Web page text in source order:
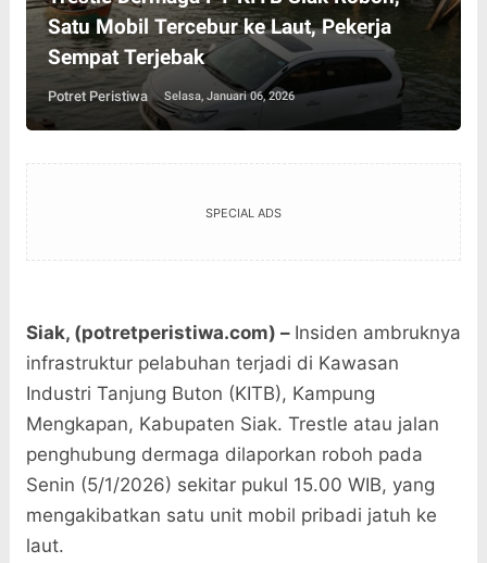
Satu Mobil Tercebur ke Laut, Pekerja
Sempat Terjebak
Potret Peristiwa Selasa, Januari 06, 2026
SPECIAL ADS
Siak, (potretperistiwa.com) – Insiden ambruknya
infrastruktur pelabuhan terjadi di Kawasan
Industri Tanjung Buton (KITB), Kampung
Mengkapan, Kabupaten Siak. Trestle atau jalan
penghubung dermaga dilaporkan roboh pada
Senin (5/1/2026) sekitar pukul 15.00 WIB, yang
mengakibatkan satu unit mobil pribadi jatuh ke
laut.